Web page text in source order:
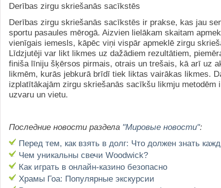
Derības zirgu skriešanās sacīkstēs
Derības zirgu skriešanās sacīkstēs ir prakse, kas jau
sportu pasaules mērogā. Aizvien lielākam skaitam
vienīgais iemesls, kāpēc viņi vispār apmeklē zirgu
Līdzjutēji var likt likmes uz dažādiem rezultātiem,
finiša līniju šķērsos pirmais, otrais un trešais, kā arī uz
likmēm, kurās jebkurā brīdī tiek liktas vairākas likmes.
izplatītākajām zirgu skriešanās sacīkšu likmju metodēm
uzvaru un vietu.
Последние новости раздела "Мировые новости":
Перед тем, как взять в долг: Что должен знать
Чем уникальны свечи Woodwick?
Как играть в онлайн-казино безопасно
Храмы Гоа: Популярные экскурсии